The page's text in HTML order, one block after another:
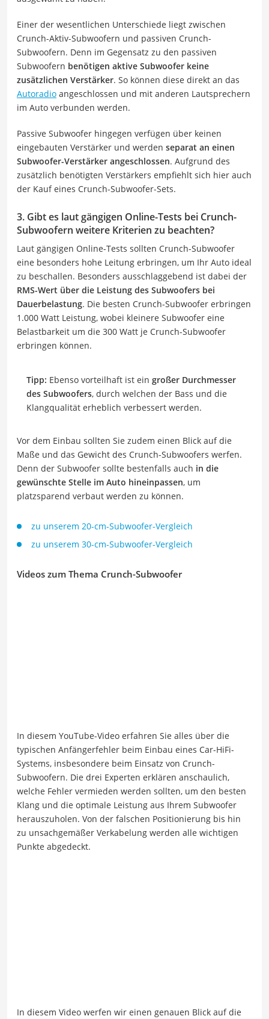
Einer der wesentlichen Unterschiede liegt zwischen
Crunch-Aktiv-Subwoofern und passiven Crunch-
Subwoofern. Denn im Gegensatz zu den passiven
Subwoofern benötigen aktive Subwoofer keine
zusätzlichen Verstärker. So können diese direkt an das
Autoradio angeschlossen und mit anderen Lautsprechern
im Auto verbunden werden.
Passive Subwoofer hingegen verfügen über keinen
eingebauten Verstärker und werden separat an einen
Subwoofer-Verstärker angeschlossen. Aufgrund des
zusätzlich benötigten Verstärkers empfiehlt sich hier auch
der Kauf eines Crunch-Subwoofer-Sets.
3. Gibt es laut gängigen Online-Tests bei Crunch-
Subwoofern weitere Kriterien zu beachten?
Laut gängigen Online-Tests sollten Crunch-Subwoofer
eine besonders hohe Leitung erbringen, um Ihr Auto ideal
zu beschallen. Besonders ausschlaggebend ist dabei der
RMS-Wert über die Leistung des Subwoofers bei
Dauerbelastung. Die besten Crunch-Subwoofer erbringen
1.000 Watt Leistung, wobei kleinere Subwoofer eine
Belastbarkeit um die 300 Watt je Crunch-Subwoofer
erbringen können.
Tipp: Ebenso vorteilhaft ist ein großer Durchmesser
des Subwoofers, durch welchen der Bass und die
Klangqualität erheblich verbessert werden.
Vor dem Einbau sollten Sie zudem einen Blick auf die
Maße und das Gewicht des Crunch-Subwoofers werfen.
Denn der Subwoofer sollte bestenfalls auch in die
gewünschte Stelle im Auto hineinpassen, um
platzsparend verbaut werden zu können.
zu unserem 20-cm-Subwoofer-Vergleich
zu unserem 30-cm-Subwoofer-Vergleich
Videos zum Thema Crunch-Subwoofer
In diesem YouTube-Video erfahren Sie alles über die
typischen Anfängerfehler beim Einbau eines Car-HiFi-
Systems, insbesondere beim Einsatz von Crunch-
Subwoofern. Die drei Experten erklären anschaulich,
welche Fehler vermieden werden sollten, um den besten
Klang und die optimale Leistung aus Ihrem Subwoofer
herauszuholen. Von der falschen Positionierung bis hin
zu unsachgemäßer Verkabelung werden alle wichtigen
Punkte abgedeckt.
In diesem Video werfen wir einen genauen Blick auf die